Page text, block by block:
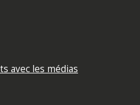
avec les médias